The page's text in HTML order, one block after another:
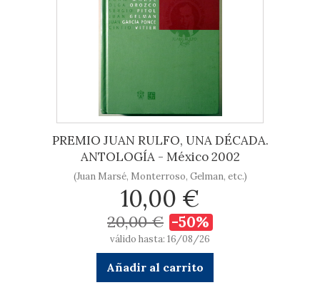
PREMIO JUAN RULFO, UNA DÉCADA.
ANTOLOGÍA - México 2002
(Juan Marsé, Monterroso, Gelman, etc.)
10,00 €
20,00 € -50%
válido hasta: 16/08/26
Añadir al carrito